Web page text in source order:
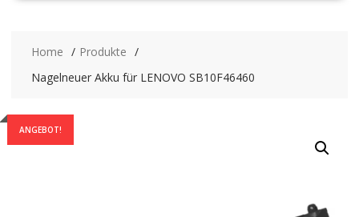
Home
Produkte
Nagelneuer Akku für LENOVO SB10F46460
ANGEBOT!